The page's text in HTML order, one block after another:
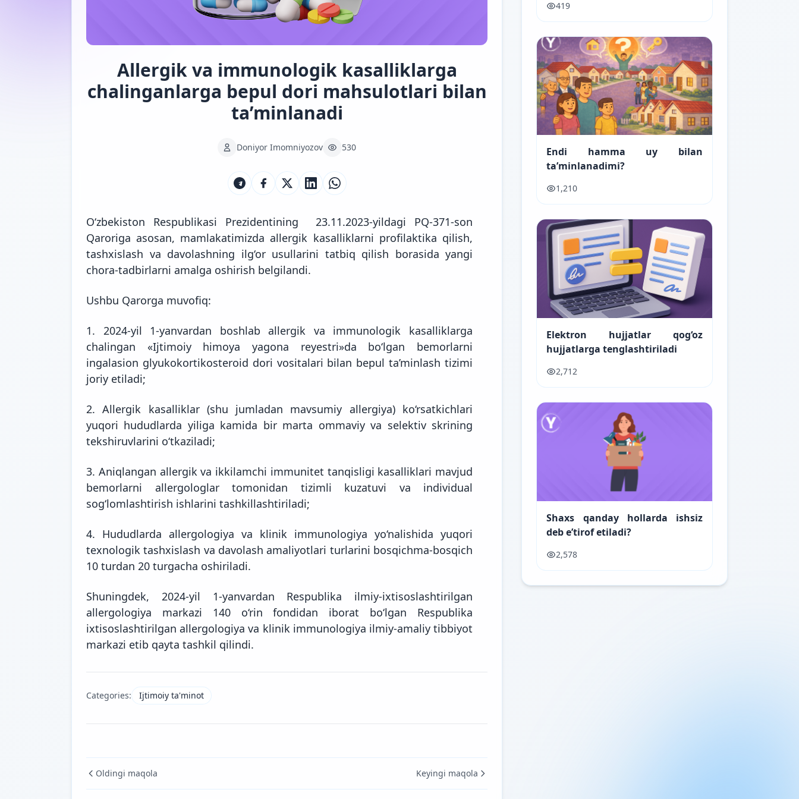
Allergik va immunologik kasalliklarga
chalinganlarga bepul dori mahsulotlari bilan
ta’minlanadi
Doniyor Imomniyozov 530
O‘zbekiston Respublikasi Prezidentining 23.11.2023-yildagi PQ-371-son
Qaroriga asosan, mamlakatimizda allergik kasalliklarni profilaktika qilish,
tashxislash va davolashning ilg‘or usullarini tatbiq qilish borasida yangi
chora-tadbirlarni amalga oshirish belgilandi.
Ushbu Qarorga muvofiq:
1. 2024-yil 1-yanvardan boshlab allergik va immunologik kasalliklarga
chalingan «Ijtimoiy himoya yagona reyestri»da bo‘lgan bemorlarni
ingalasion glyukokortikosteroid dori vositalari bilan bepul ta’minlash tizimi
joriy etiladi;
2. Allergik kasalliklar (shu jumladan mavsumiy allergiya) ko‘rsatkichlari
yuqori hududlarda yiliga kamida bir marta ommaviy va selektiv skrining
tekshiruvlarini o‘tkaziladi;
3. Aniqlangan allergik va ikkilamchi immunitet tanqisligi kasalliklari mavjud
bemorlarni allergologlar tomonidan tizimli kuzatuvi va individual
sog‘lomlashtirish ishlarini tashkillashtiriladi;
4. Hududlarda allergologiya va klinik immunologiya yo‘nalishida yuqori
texnologik tashxislash va davolash amaliyotlari turlarini bosqichma-bosqich
10 turdan 20 turgacha oshiriladi.
Shuningdek, 2024-yil 1-yanvardan Respublika ilmiy-ixtisoslashtirilgan
allergologiya markazi 140 o‘rin fondidan iborat bo‘lgan Respublika
ixtisoslashtirilgan allergologiya va klinik immunologiya ilmiy-amaliy tibbiyot
markazi etib qayta tashkil qilindi.
Categories: Ijtimoiy ta'minot
Oldingi maqola Keyingi maqola
419
Endi hamma uy bilan
ta’minlanadimi?
1,210
Elektron hujjatlar qog‘oz
hujjatlarga tenglashtiriladi
2,712
Shaxs qanday hollarda ishsiz
deb e’tirof etiladi?
2,578